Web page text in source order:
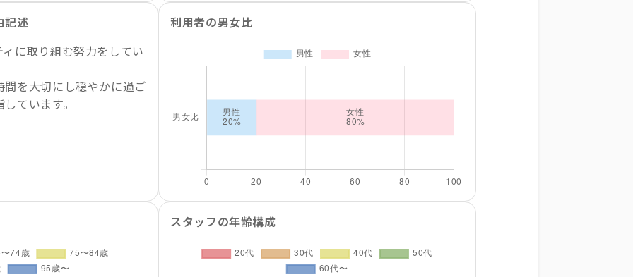
記述
に取り組む努力をしてい
を大切にし穏やかに過ご
ています。
利用者の男女比
スタッフの年齢構成